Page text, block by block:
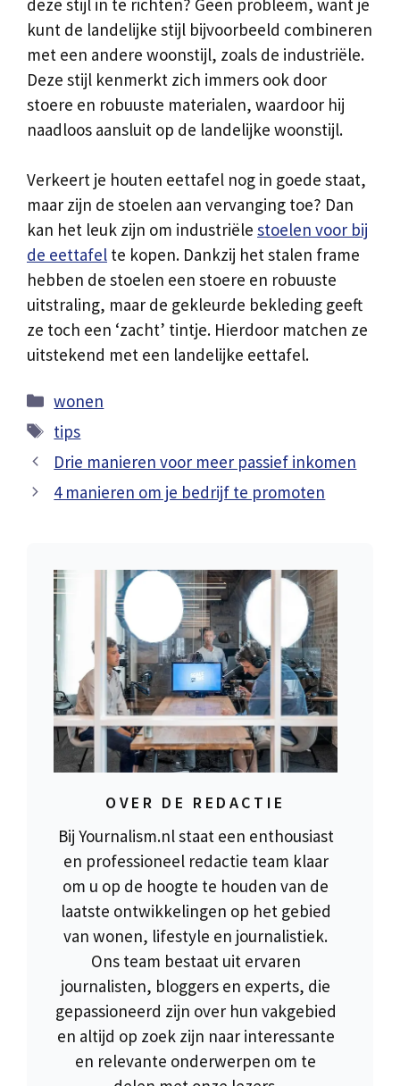
deze stijl in te richten? Geen probleem, want je
kunt de landelijke stijl bijvoorbeeld combineren
met een andere woonstijl, zoals de industriële.
Deze stijl kenmerkt zich immers ook door
stoere en robuuste materialen, waardoor hij
naadloos aansluit op de landelijke woonstijl.
Verkeert je houten eettafel nog in goede staat,
maar zijn de stoelen aan vervanging toe? Dan
kan het leuk zijn om industriële stoelen voor bij
de eettafel te kopen. Dankzij het stalen frame
hebben de stoelen een stoere en robuuste
uitstraling, maar de gekleurde bekleding geeft
ze toch een ‘zacht’ tintje. Hierdoor matchen ze
uitstekend met een landelijke eettafel.
Categorieën
wonen
Tags
tips
Drie manieren voor meer passief inkomen
4 manieren om je bedrijf te promoten
OVER DE REDACTIE
Bij Yournalism.nl staat een enthousiast
en professioneel redactie team klaar
om u op de hoogte te houden van de
laatste ontwikkelingen op het gebied
van wonen, lifestyle en journalistiek.
Ons team bestaat uit ervaren
journalisten, bloggers en experts, die
gepassioneerd zijn over hun vakgebied
en altijd op zoek zijn naar interessante
en relevante onderwerpen om te